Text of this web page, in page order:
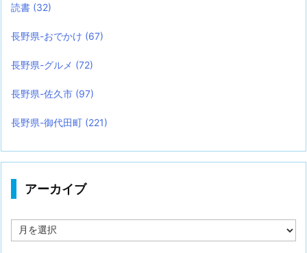
読書 (32)
長野県-おでかけ (67)
長野県-グルメ (72)
長野県-佐久市 (97)
長野県-御代田町 (221)
アーカイブ
ー